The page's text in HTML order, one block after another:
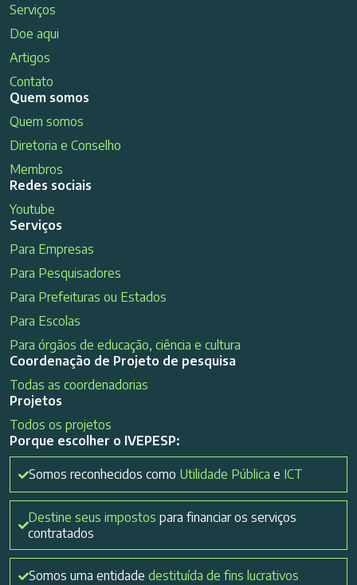
Serviços
Doe aqui
Artigos
Contato
Quem somos
Quem somos
Diretoria e Conselho
Membros
Redes sociais
Youtube
Serviços
Para Empresas
Para Pesquisadores
Para Prefeituras ou Estados
Para Escolas
Para órgãos de educação, ciência e cultura
Coordenação de Projeto de pesquisa
Todas as coordenadorias
Projetos
Todos os projetos
Porque escolher o IVEPESP:
Somos reconhecidos como Utilidade Pública e ICT
Destine seus impostos para financiar os serviços
contratados
Somos uma entidade destituída de fins lucrativos